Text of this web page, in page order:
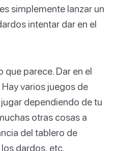
simplemente lanzar un
intentar dar en el
que parece. Dar en el
varios juegos de
dependiendo de tu
otras cosas a
del tablero de
dardos, etc.